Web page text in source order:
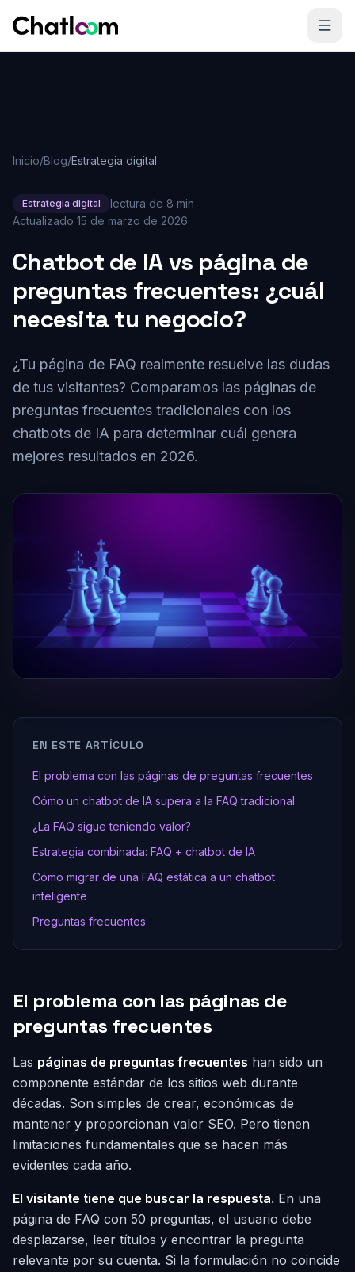
Inicio/Blog/Estrategia digital
Estrategia digital
lectura de 8 min
Actualizado 15 de marzo de 2026
Chatbot de IA vs página de
preguntas frecuentes: ¿cuál
necesita tu negocio?
¿Tu página de FAQ realmente resuelve las dudas
de tus visitantes? Comparamos las páginas de
preguntas frecuentes tradicionales con los
chatbots de IA para determinar cuál genera
mejores resultados en 2026.
EN ESTE ARTÍCULO
El problema con las páginas de preguntas frecuentes
Cómo un chatbot de IA supera a la FAQ tradicional
¿La FAQ sigue teniendo valor?
Estrategia combinada: FAQ + chatbot de IA
Cómo migrar de una FAQ estática a un chatbot
inteligente
Preguntas frecuentes
El problema con las páginas de
preguntas frecuentes
Las páginas de preguntas frecuentes han sido un
componente estándar de los sitios web durante
décadas. Son simples de crear, económicas de
mantener y proporcionan valor SEO. Pero tienen
limitaciones fundamentales que se hacen más
evidentes cada año.
El visitante tiene que buscar la respuesta. En una
página de FAQ con 50 preguntas, el usuario debe
desplazarse, leer títulos y encontrar la pregunta
relevante por su cuenta. Si la formulación no coincide